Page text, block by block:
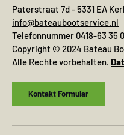
Paterstraat 7d - 5331 EA
info@bateaubootservice.nl
Telefonnummer 0418-63 35
Copyright © 2024 Bateau
Alle Rechte vorbehalten.
Kontakt Formular